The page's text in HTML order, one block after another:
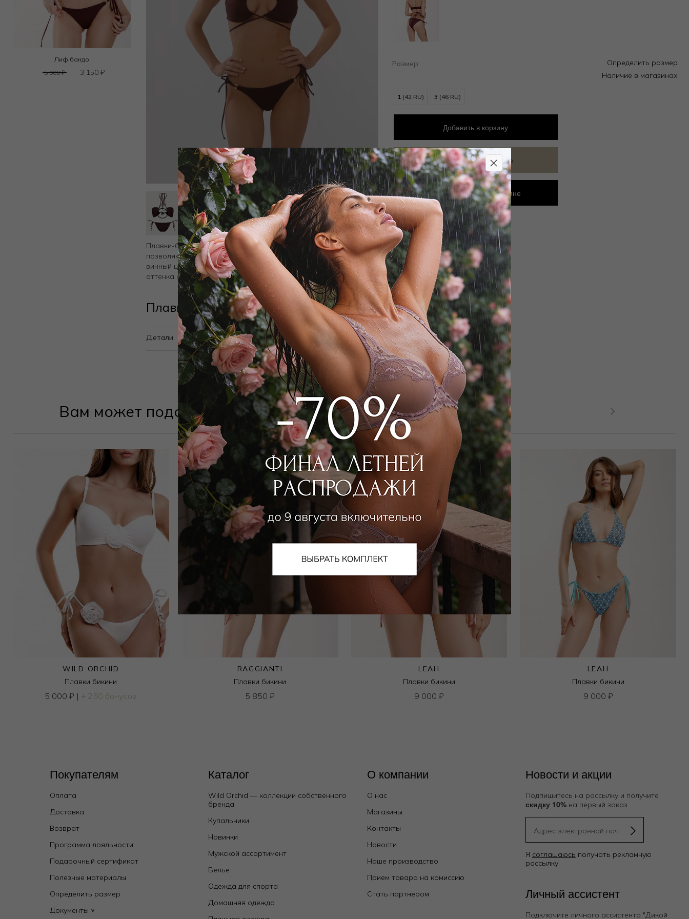
Лиф бандо
5 000₽ 3 150 ₽
Плавки-бикини на завязках по бокам — подчеркивают талию и
позволяют адаптировать модель под любую фигуру. Роскошный
винный цвет — глубокий и благородный, подходит для любого
оттенка кожи, добавляет образу изысканности и уверенности.
Плавки бикини 3021S2611 Бордовый
Детали
Размер:
Определить размер
Наличие в магазинах
1 (42 RU) 3 (46 RU)
Добавить в корзину
Добавить в избранное
Забронировать в магазине
Вам может подойти
WILD ORCHID
Плавки бикини
5 000₽ | + 250 бонусов
RAGGIANTI
Плавки бикини
5 850₽
LEAH
Плавки бикини
9 000 ₽
LEAH
Плавки бикини
9 000 ₽
Покупателям
Оплата
Доставка
Возврат
Программа лояльности
Подарочный сертификат
Полезные материалы
Определить размер
Документы ˅
Каталог
Wild Orchid — коллекции собственного
бренда
Купальники
Новинки
Мужской ассортимент
Белье
Одежда для спорта
Домашняя одежда
О компании
О нас
Магазины
Контакты
Новости
Наше производство
Прием товара на комиссию
Стать партнером
Новости и акции
Подпишитесь на рассылку и получите
скидку 10%на первый заказ
Я соглашаюсь получать рекламную
рассылку
Личный ассистент
Подключите личного ассистента "Дикой